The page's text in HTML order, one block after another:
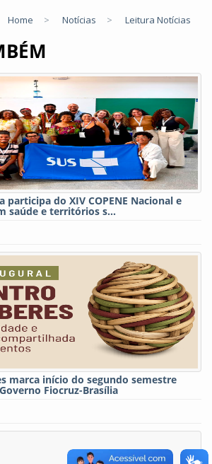
Home > Notícias > Leitura Notícias
participa do XIV COPENE Nacional e
saúde e territórios s...
marca início do segundo semestre
Fiocruz-Brasília